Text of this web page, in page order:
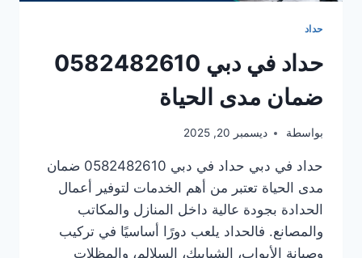
حداد
حداد في دبي 0582482610
ضمان مدى الحياة
بواسطة ديسمبر 20, 2025
حداد في دبي حداد في دبي 0582482610 ضمان
مدى الحياة تعتبر من أهم الخدمات لتوفير أعمال
الحدادة بجودة عالية داخل المنازل والمكاتب
والمصانع. فالحداد يلعب دورًا أساسيًا في تركيب
وصيانة الأبواب، الشبابيك، السلالم، والمظلات